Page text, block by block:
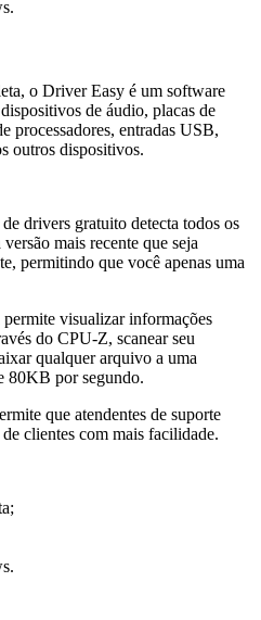
o Driver Easy é um software
de áudio, placas de
processadores, entradas USB,
outros dispositivos.
drivers gratuito detecta todos os
mais recente que seja
permitindo que você apenas uma
visualizar informações
do CPU-Z, scanear seu
qualquer arquivo a uma
80KB por segundo.
que atendentes de suporte
clientes com mais facilidade.